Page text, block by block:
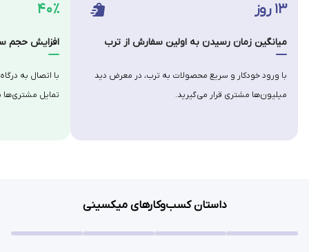
۴۰٪
افزایش حجم
با اتصال به
تمایل
۱۳ روز
میانگین زمان رسیدن به اولین سفارش از ترب
با ورود خودکار و سریع محصولات به ترب، در معرض دید
میلیون‌ها مشتری قرار می‌گیرید.
داستان کسب‌وکارهای میکسینی